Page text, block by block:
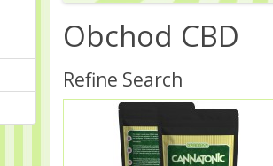
Obchod CBD
Refine Search